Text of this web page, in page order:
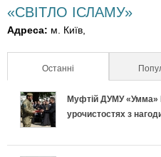
тут
«СВІТЛО ІСЛАМУ»
Адреса: м. Київ,
Останні (активна вкладка)
Муфтій ДУМУ «Умма»
урочистостях з